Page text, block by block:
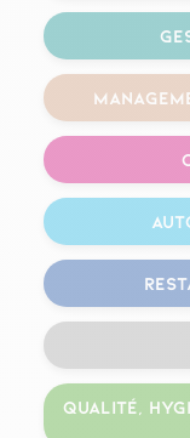
Qualité,